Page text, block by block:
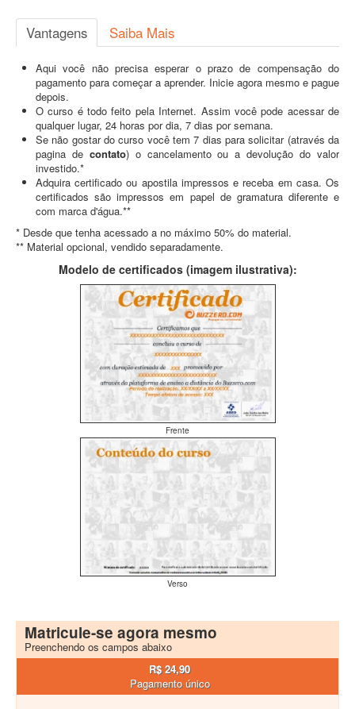
Vantagens Saiba Mais
Aqui você não precisa esperar o prazo de compensação do
pagamento para começar a aprender. Inicie agora mesmo e pague
depois.
O curso é todo feito pela Internet. Assim você pode acessar de
qualquer lugar, 24 horas por dia, 7 dias por semana.
Se não gostar do curso você tem 7 dias para solicitar (através da
pagina de contato) o cancelamento ou a devolução do valor
investido.*
Adquira certificado ou apostila impressos e receba em casa. Os
certificados são impressos em papel de gramatura diferente e
com marca d'água.**
* Desde que tenha acessado a no máximo 50% do material.
** Material opcional, vendido separadamente.
Modelo de certificados (imagem ilustrativa):
Frente
Verso
Matricule-se agora mesmo
Preenchendo os campos abaixo
R$ 24,90
Pagamento único